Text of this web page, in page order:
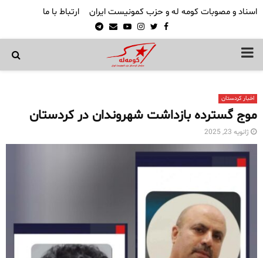
اسناد و مصوبات کومه له و حزب کمونیست ایران ارتباط با ما
Facebook
Twitter
Instagram
Youtube
Email
Telegram
PRIMARY
اخبار کردستان
موج گسترده بازداشت شهروندان در کردستان
ژانویه 23, 2025